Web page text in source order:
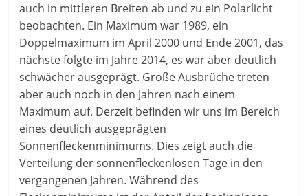
auch in mittleren Breiten ab und zu ein Polarlicht
beobachten. Ein Maximum war 1989, ein
Doppelmaximum im April 2000 und Ende 2001, das
nächste folgte im Jahre 2014, es war aber deutlich
schwächer ausgeprägt. Große Ausbrüche treten
aber auch noch in den Jahren nach einem
Maximum auf. Derzeit befinden wir uns im Bereich
eines deutlich ausgeprägten
Sonnenfleckenminimums. Dies zeigt auch die
Verteilung der sonnenfleckenlosen Tage in den
vergangenen Jahren. Während des